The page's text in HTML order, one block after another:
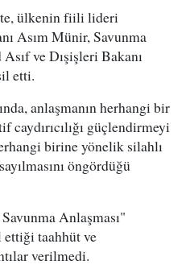
ülkenin fiili lideri
Asım Münir, Savunma
ve Dışişleri Bakanı
etti.
anlaşmanın herhangi bir
caydırıcılığı güçlendirmeyi
birine yönelik silahlı
öngördüğü
Anlaşması"
ettiği taahhüt ve
verilmedi.